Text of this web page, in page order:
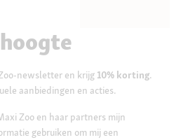
newsletter en krijg 10% korting.
aanbiedingen en acties.
Zoo en haar partners mijn
gebruiken om mij een